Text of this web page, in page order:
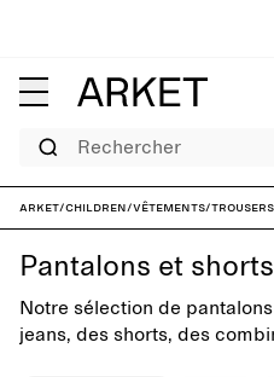
Rechercher
ARKET/Children/Vêtements/Trousers
Pantalons et
Notre sélection de
jeans, des shorts, des